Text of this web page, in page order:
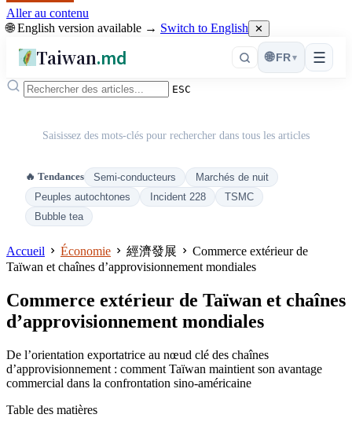
Aller au contenu
🌐 English version available → Switch to English ✕
Taiwan.md ☰
🌐 FR ▾
ESC
Saisissez des mots-clés pour rechercher dans tous les articles
🔥 Tendances Semi-conducteurs
Marchés de nuit
Peuples autochtones
Incident 228
TSMC
Bubble tea
Accueil Économie 經濟發展
Commerce extérieur de
Taïwan et chaînes d’approvisionnement mondiales
Commerce extérieur de Taïwan et chaînes
d’approvisionnement mondiales
De l’orientation exportatrice au nœud clé des chaînes
d’approvisionnement : comment Taïwan maintient son avantage
commercial dans la confrontation sino-américaine
Table des matières